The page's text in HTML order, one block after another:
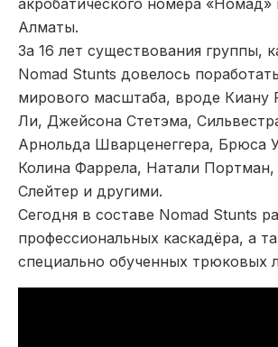
акробатического номера «Номад»
Алматы.
За 16 лет существования группы,
Nomad Stunts довелось
мирового масштаба, вроде Киану
Ли, Джейсона Стетэма,
Арнольда Шварценеггера, Брюса
Колина Фаррела, Натали Портман,
Слейтер и другими.
Сегодня в составе Nomad Stunts
профессиональных каскадёра, а
специально обученных трюковых